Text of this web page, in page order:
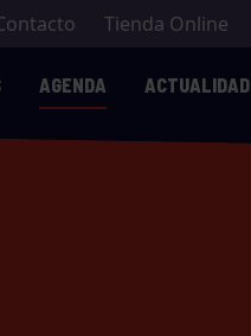
Tienda Online
AGENDA ACTUALIDAD